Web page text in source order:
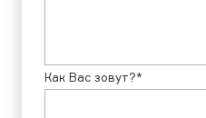
Как Вас зовут?*